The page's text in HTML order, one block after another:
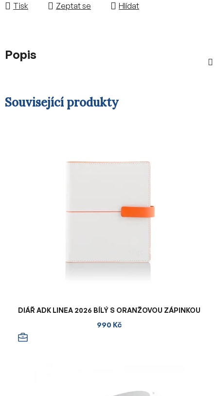
Tisk Zeptat se Hlídat
Popis
Související produkty
DIÁŘ ADK LINEA 2026 BÍLÝ S ORANŽOVOU ZÁPINKOU
990 Kč